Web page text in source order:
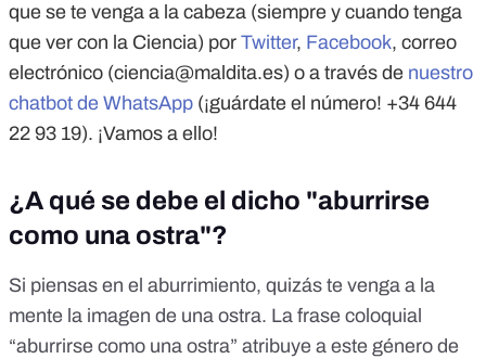
que se te venga a la cabeza (siempre y cuando tenga
que ver con la Ciencia) por Twitter, Facebook, correo
electrónico (ciencia@maldita.es) o a través de nuestro
chatbot de WhatsApp (¡guárdate el número! +34 644
22 93 19). ¡Vamos a ello!
¿A qué se debe el dicho "aburrirse
como una ostra"?
Si piensas en el aburrimiento, quizás te venga a la
mente la imagen de una ostra. La frase coloquial
“aburrirse como una ostra” atribuye a este género de